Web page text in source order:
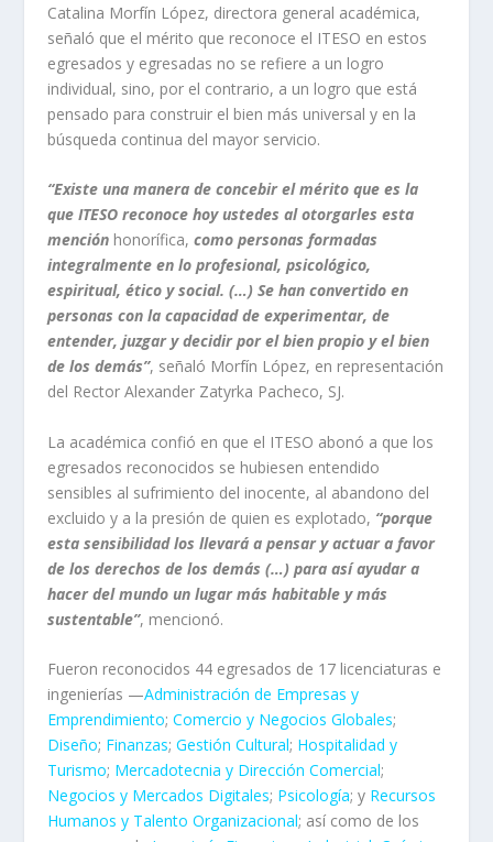
Catalina Morfín López, directora general académica,
señaló que el mérito que reconoce el ITESO en estos
egresados y egresadas no se refiere a un logro
individual, sino, por el contrario, a un logro que está
pensado para construir el bien más universal y en la
búsqueda continua del mayor servicio.
“Existe unamanera de concebir el mérito que es la
que ITESO reconoce hoy ustedes al otorgarles esta
menciónhonorífica, como personas formadas
integralmente en lo profesional, psicológico,
espiritual, ético y social. (…) Se han convertido en
personas con la capacidad de experimentar, de
entender, juzgar y decidir por el bien propio y el bien
de los demás”, señaló Morfín López, en representación
del Rector Alexander Zatyrka Pacheco, SJ.
La académica confió en que el ITESO abonó a que los
egresados reconocidos se hubiesen entendido
sensibles al sufrimiento del inocente, al abandono del
excluido y a la presión de quien es explotado, “porque
esta sensibilidad los llevará a pensar y actuar a favor
de los derechos de los demás (…) para así ayudar a
hacer del mundo un lugar más habitable y más
sustentable”, mencionó.
Fueron reconocidos 44 egresados de 17 licenciaturas e
ingenierías —Administración de Empresas y
Emprendimiento; Comercio y Negocios Globales;
Diseño; Finanzas; Gestión Cultural; Hospitalidad y
Turismo; Mercadotecnia y Dirección Comercial;
Negocios y Mercados Digitales; Psicología; y Recursos
Humanos y Talento Organizacional; así como de los